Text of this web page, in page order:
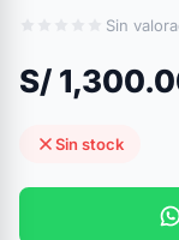
Sin
S/
Sin stock